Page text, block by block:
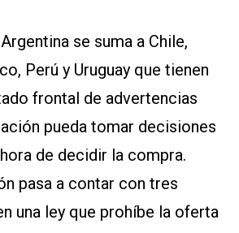
se suma a Chile,
Perú y Uruguay que tienen
frontal de advertencias
pueda tomar decisiones
de decidir la compra.
pasa a contar con tres
una ley que prohíbe la oferta